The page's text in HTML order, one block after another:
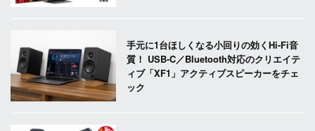
手元に1台ほしくなる小回りの効くHi-Fi音
質！ USB-C／Bluetooth対応のクリエイテ
ィブ「XF1」アクティブスピーカーをチェ
ック